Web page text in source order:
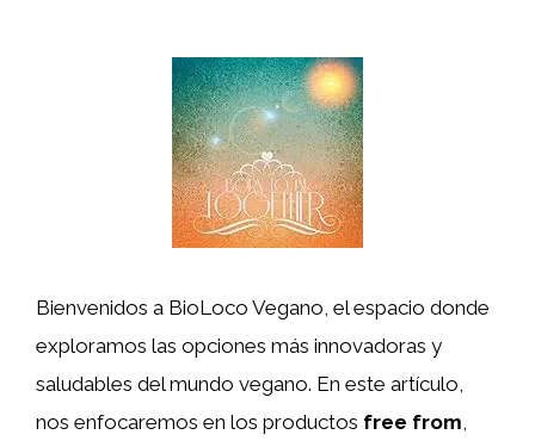
Bienvenidos a BioLoco Vegano, el espacio donde
exploramos las opciones más innovadoras y
saludables del mundo vegano. En este artículo,
nos enfocaremos en los productos free from,